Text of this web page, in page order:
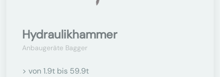
Hydraulikhammer
Anbaugeräte Bagger
> von 1.9t bis 59.9t